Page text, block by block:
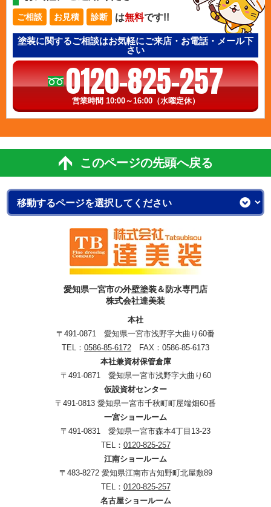
ご相談 お見積 診断 は無料です!!
塗装に関するご相談はお気軽にご来店・お電話・メール下
さい
0120-825-257
営業時間 10:00～16:00（水曜定休）
このページの先頭へ戻る
愛知県一宮市の外壁塗装＆防水専門店
株式会社達美装
本社
〒491-0871 愛知県一宮市浅野字大曲り60番
TEL： 0586-85-6172 FAX：0586-85-6173
本社兼資材保管倉庫
〒491-0871 愛知県一宮市浅野字大曲り60
仮設資材センター
〒491-0813 愛知県一宮市千秋町町屋端畑60番
一宮ショールーム
〒491-0831 愛知県一宮市森本4丁目13-23
TEL： 0120-825-257
江南ショールーム
〒483-8272 愛知県江南市古知野町北屋敷89
TEL： 0120-825-257
名古屋ショールーム